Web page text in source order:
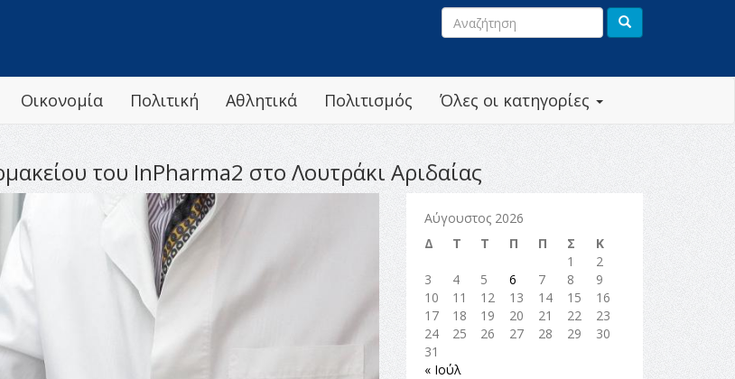
Όλες οι κατηγορίες
Οικονομία Πολιτική Αθλητικά Πολιτισμός
του InPharma2 στο Λουτράκι Αριδαίας
Αύγουστος 2026
Δ
Τ Τ Π Π Σ
Κ
1
2
3
4 5 6 7 8
9
10
11 12 13 14 15
16
17
18 19 20 21 22
23
24
25 26 27 28 29
30
31
« Ιούλ